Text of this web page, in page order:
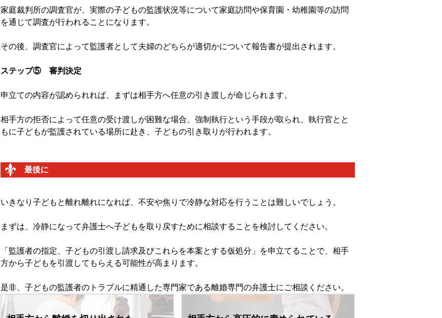
家庭裁判所の調査官が、実際の子どもの監護状況等について家庭訪問や保育園・幼稚園等の訪問
を通じて調査が行われることになります。
その後、調査官によって監護者として夫婦のどちらが適切かについて報告書が提出されます。
ステップ⑤ 審判決定
申立ての内容が認められれば、まずは相手方へ任意の引き渡しが命じられます。
相手方の拒否によって任意の受け渡しが困難な場合、強制執行という手段が取られ、執行官とと
もに子どもが監護されている場所に赴き、子どもの引き取りが行われます。
最後に
いきなり子どもと離れ離れになれば、不安や焦りで冷静な対応を行うことは難しいでしょう。
まずは、冷静になって弁護士へ子どもを取り戻すために相談することを検討してください。
「監護者の指定、子どもの引渡し請求及びこれらを本案とする仮処分」を申立てることで、相手
方から子どもを引渡してもらえる可能性が高まります。
是非、子どもの監護者のトラブルに精通した専門家である離婚専門の弁護士にご相談ください。